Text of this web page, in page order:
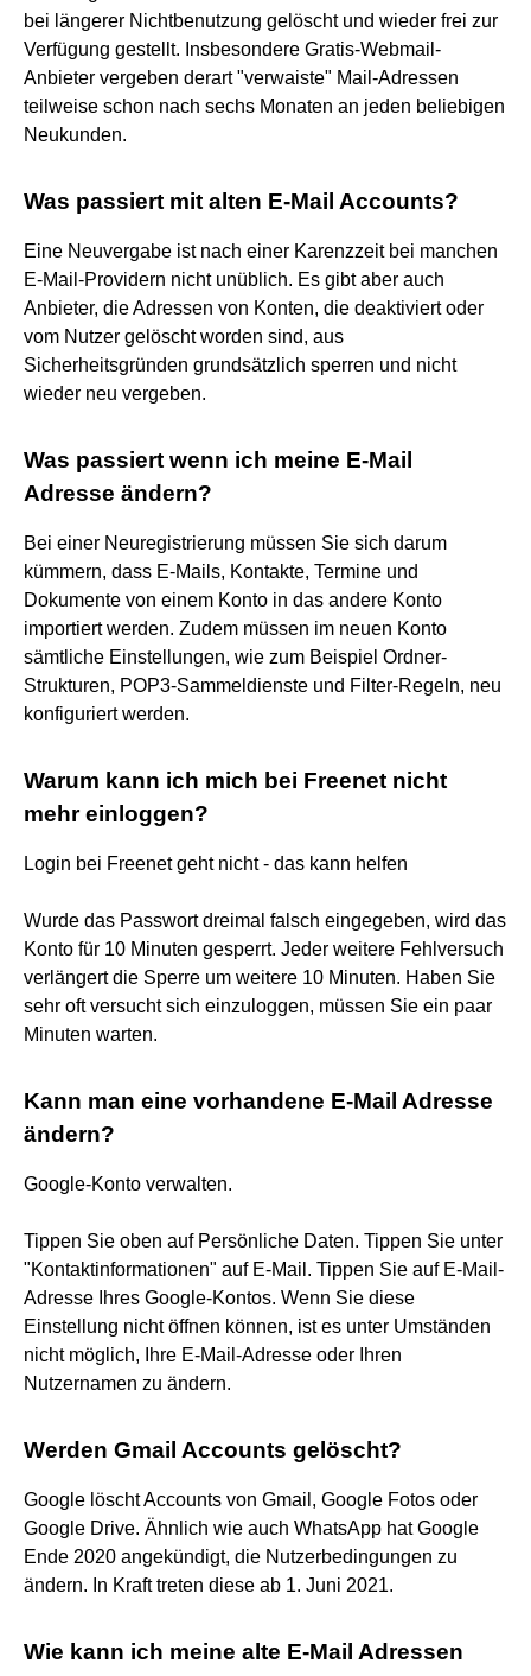
bei längerer Nichtbenutzung gelöscht und wieder frei zur
Verfügung gestellt. Insbesondere Gratis-Webmail-
Anbieter vergeben derart "verwaiste" Mail-Adressen
teilweise schon nach sechs Monaten an jeden beliebigen
Neukunden.
Was passiert mit alten E-Mail Accounts?
Eine Neuvergabe ist nach einer Karenzzeit bei manchen
E-Mail-Providern nicht unüblich. Es gibt aber auch
Anbieter, die Adressen von Konten, die deaktiviert oder
vom Nutzer gelöscht worden sind, aus
Sicherheitsgründen grundsätzlich sperren und nicht
wieder neu vergeben.
Was passiert wenn ich meine E-Mail
Adresse ändern?
Bei einer Neuregistrierung müssen Sie sich darum
kümmern, dass E-Mails, Kontakte, Termine und
Dokumente von einem Konto in das andere Konto
importiert werden. Zudem müssen im neuen Konto
sämtliche Einstellungen, wie zum Beispiel Ordner-
Strukturen, POP3-Sammeldienste und Filter-Regeln, neu
konfiguriert werden.
Warum kann ich mich bei Freenet nicht
mehr einloggen?
Login bei Freenet geht nicht - das kann helfen
Wurde das Passwort dreimal falsch eingegeben, wird das
Konto für 10 Minuten gesperrt. Jeder weitere Fehlversuch
verlängert die Sperre um weitere 10 Minuten. Haben Sie
sehr oft versucht sich einzuloggen, müssen Sie ein paar
Minuten warten.
Kann man eine vorhandene E-Mail Adresse
ändern?
Google-Konto verwalten.
Tippen Sie oben auf Persönliche Daten. Tippen Sie unter
"Kontaktinformationen" auf E-Mail. Tippen Sie auf E-Mail-
Adresse Ihres Google-Kontos. Wenn Sie diese
Einstellung nicht öffnen können, ist es unter Umständen
nicht möglich, Ihre E-Mail-Adresse oder Ihren
Nutzernamen zu ändern.
Werden Gmail Accounts gelöscht?
Google löscht Accounts von Gmail, Google Fotos oder
Google Drive. Ähnlich wie auch WhatsApp hat Google
Ende 2020 angekündigt, die Nutzerbedingungen zu
ändern. In Kraft treten diese ab 1. Juni 2021.
Wie kann ich meine alte E-Mail Adressen